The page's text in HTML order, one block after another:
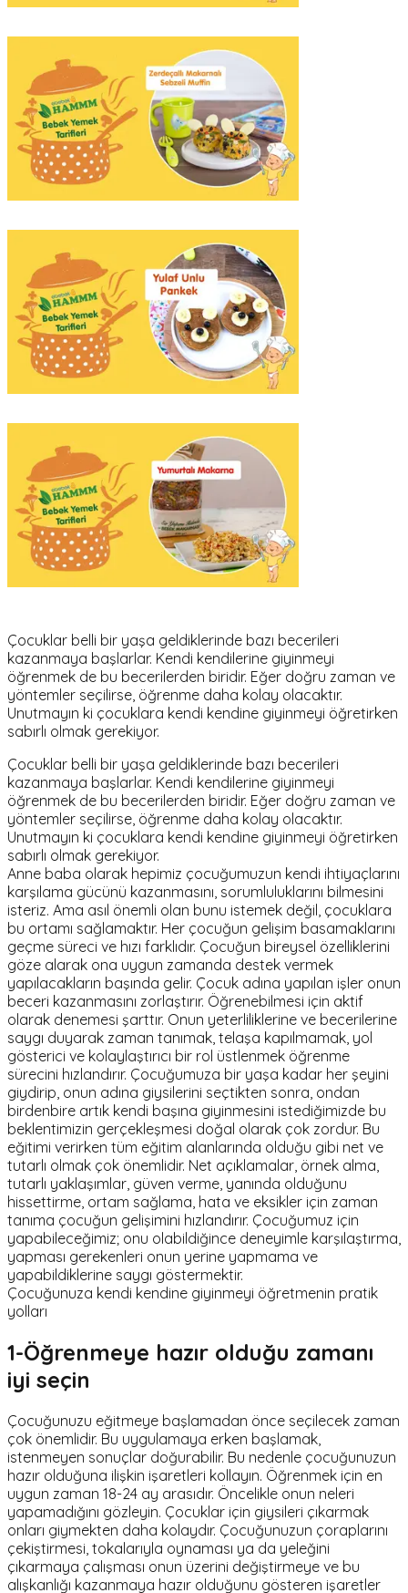
Çocuklar belli bir yaşa geldiklerinde bazı becerileri
kazanmaya başlarlar. Kendi kendilerine giyinmeyi
öğrenmek de bu becerilerden biridir. Eğer doğru zaman ve
yöntemler seçilirse, öğrenme daha kolay olacaktır.
Unutmayın ki çocuklara kendi kendine giyinmeyi öğretirken
sabırlı olmak gerekiyor.
Çocuklar belli bir yaşa geldiklerinde bazı becerileri
kazanmaya başlarlar. Kendi kendilerine giyinmeyi
öğrenmek de bu becerilerden biridir. Eğer doğru zaman ve
yöntemler seçilirse, öğrenme daha kolay olacaktır.
Unutmayın ki çocuklara kendi kendine giyinmeyi öğretirken
sabırlı olmak gerekiyor.
Anne baba olarak hepimiz çocuğumuzun kendi ihtiyaçlarını
karşılama gücünü kazanmasını, sorumluluklarını bilmesini
isteriz. Ama asıl önemli olan bunu istemek değil, çocuklara
bu ortamı sağlamaktır. Her çocuğun gelişim basamaklarını
geçme süreci ve hızı farklıdır. Çocuğun bireysel özelliklerini
göze alarak ona uygun zamanda destek vermek
yapılacakların başında gelir. Çocuk adına yapılan işler onun
beceri kazanmasını zorlaştırır. Öğrenebilmesi için aktif
olarak denemesi şarttır. Onun yeterliliklerine ve becerilerine
saygı duyarak zaman tanımak, telaşa kapılmamak, yol
gösterici ve kolaylaştırıcı bir rol üstlenmek öğrenme
sürecini hızlandırır. Çocuğumuza bir yaşa kadar her şeyini
giydirip, onun adına giysilerini seçtikten sonra, ondan
birdenbire artık kendi başına giyinmesini istediğimizde bu
beklentimizin gerçekleşmesi doğal olarak çok zordur. Bu
eğitimi verirken tüm eğitim alanlarında olduğu gibi net ve
tutarlı olmak çok önemlidir. Net açıklamalar, örnek alma,
tutarlı yaklaşımlar, güven verme, yanında olduğunu
hissettirme, ortam sağlama, hata ve eksikler için zaman
tanıma çocuğun gelişimini hızlandırır. Çocuğumuz için
yapabileceğimiz; onu olabildiğince deneyimle karşılaştırma,
yapması gerekenleri onun yerine yapmama ve
yapabildiklerine saygı göstermektir.
Çocuğunuza kendi kendine giyinmeyi öğretmenin pratik
yolları
1-Öğrenmeye hazır olduğu zamanı
iyi seçin
Çocuğunuzu eğitmeye başlamadan önce seçilecek zaman
çok önemlidir. Bu uygulamaya erken başlamak,
istenmeyen sonuçlar doğurabilir. Bu nedenle çocuğunuzun
hazır olduğuna ilişkin işaretleri kollayın. Öğrenmek için en
uygun zaman 18-24 ay arasıdır. Öncelikle onun neleri
yapamadığını gözleyin. Çocuklar için giysileri çıkarmak
onları giymekten daha kolaydır. Çocuğunuzun çoraplarını
çekiştirmesi, tokalarıyla oynaması ya da yeleğini
çıkarmaya çalışması onun üzerini değiştirmeye ve bu
alışkanlığı kazanmaya hazır olduğunu gösteren işaretler